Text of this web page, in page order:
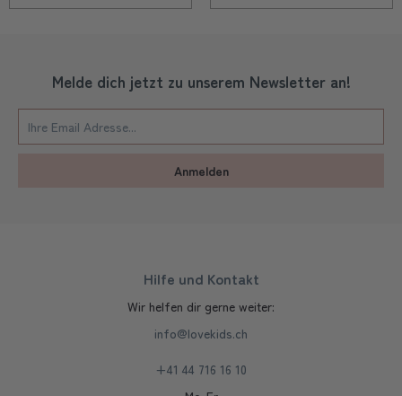
Melde dich jetzt zu unserem Newsletter an!
Anmelden
Hilfe und Kontakt
Wir helfen dir gerne weiter:
info@lovekids.ch
+41 44 716 16 10